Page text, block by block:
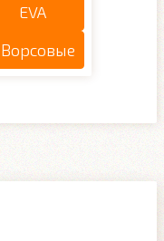
EVA
Ворсовые